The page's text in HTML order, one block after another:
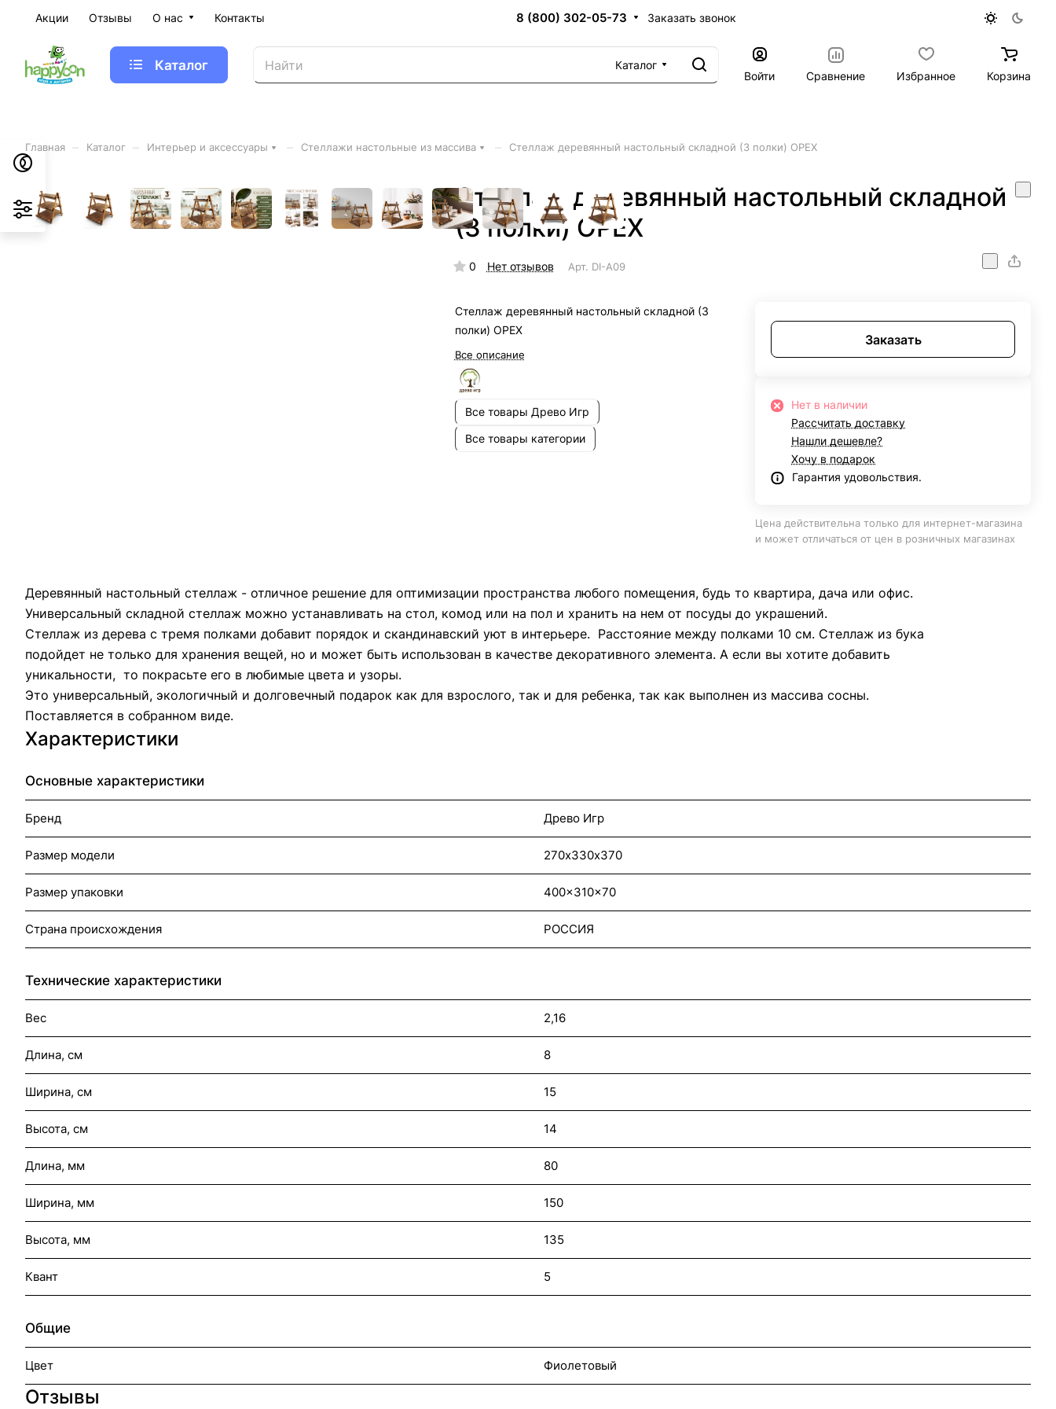
Акции Отзывы О нас Контакты 8 (800) 302-05-73 Заказать звонок
Каталог
Каталог
Войти
Сравнение Избранное Корзина
Главная Каталог Интерьер и аксессуары Стеллажи настольные из массива Стеллаж деревянный настольный складной (3 полки) ОРЕХ
Стеллаж деревянный настольный складной
(3 полки) ОРЕХ
0 Нет отзывов Арт. DI-A09
Стеллаж деревянный настольный складной (3
полки) ОРЕХ
Все описание
Все товары Древо Игр
Все товары категории
Заказать
Нет в наличии
Рассчитать доставку
Нашли дешевле?
Хочу в подарок
Гарантия удовольствия.
Цена действительна только для интернет-магазина
и может отличаться от цен в розничных магазинах
Деревянный настольный стеллаж - отличное решение для оптимизации пространства любого помещения, будь то квартира, дача или офис.
Универсальный складной стеллаж можно устанавливать на стол, комод или на пол и хранить на нем от посуды до украшений.
Стеллаж из дерева с тремя полками добавит порядок и скандинавский уют в интерьере. Расстояние между полками 10 см. Стеллаж из бука
подойдет не только для хранения вещей, но и может быть использован в качестве декоративного элемента. А если вы хотите добавить
уникальности, то покрасьте его в любимые цвета и узоры.
Это универсальный, экологичный и долговечный подарок как для взрослого, так и для ребенка, так как выполнен из массива сосны.
Поставляется в собранном виде.
Характеристики
Основные характеристики
Бренд Древо Игр
Размер модели 270х330х370
Размер упаковки 400x310x70
Страна происхождения РОССИЯ
Технические характеристики
Вес 2,16
Длина, см 8
Ширина, см 15
Высота, см 14
Длина, мм 80
Ширина, мм 150
Высота, мм 135
Квант 5
Общие
Цвет Фиолетовый
Отзывы